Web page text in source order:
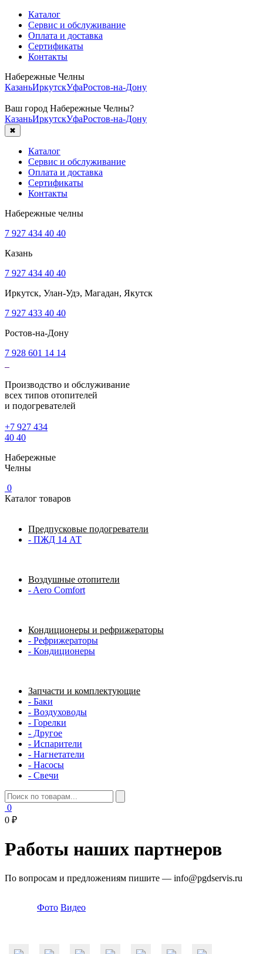
Каталог
Сервис и обслуживание
Оплата и доставка
Сертификаты
Контакты
Набережные Челны
КазаньИркутскУфаРостов-на-Дону
Ваш город Набережные Челны?
КазаньИркутскУфаРостов-на-Дону
✖
Каталог
Сервис и обслуживание
Оплата и доставка
Сертификаты
Контакты
Набережные челны
7 927 434 40 40
Казань
7 927 434 40 40
Иркутск, Улан-Удэ, Магадан, Якутск
7 927 433 40 40
Ростов-на-Дону
7 928 601 14 14
Производство и обслуживание
всех типов отопителей
и подогревателей
+7 927 434
40 40
Набережные
Челны
0
Каталог товаров
Предпусковые подогреватели
- ПЖД 14 АТ
Воздушные отопители
- Aero Comfort
Кондиционеры и рефрижераторы
- Рефрижераторы
- Кондиционеры
Запчасти и комплектующие
- Баки
- Воздуховоды
- Горелки
- Другое
- Испарители
- Нагнетатели
- Насосы
- Свечи
0
0 ₽
Работы наших партнеров
По вопросам и предложениям пишите — info@pgdservis.ru
Фото Видео